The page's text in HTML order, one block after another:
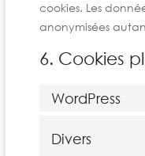
cookies. Les
anonymisées
6. Cookies
WordPress
Divers